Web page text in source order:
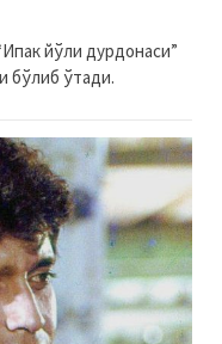
йўли дурдонаси”
бўлиб ўтади.